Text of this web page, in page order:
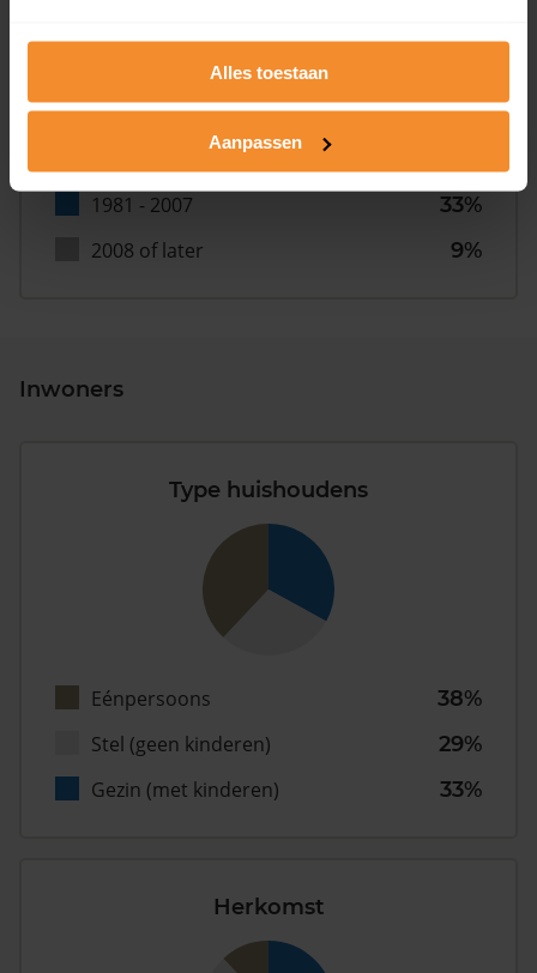
Alles toestaan
Aanpassen
T/m 1945
4%
1981 - 2007
33%
2008 of later
9%
Inwoners
Type huishoudens
Eénpersoons
38%
Stel (geen kinderen)
29%
Gezin (met kinderen)
33%
Herkomst